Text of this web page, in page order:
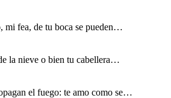
mi fea, de tu boca se pueden…
la nieve o bien tu cabellera…
el fuego: te amo como se…